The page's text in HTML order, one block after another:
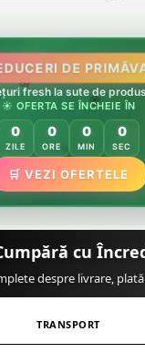
🌸
🌿
🌸
🏵️
DE
fresh la sute de
☀️ OFERTA SE ÎNCHEIE ÎN
0
ZILE
0
ORE
0
MIN
0
SEC
🛒 VEZI OFERTELE
cu
despre livrare,
TRANSPORT